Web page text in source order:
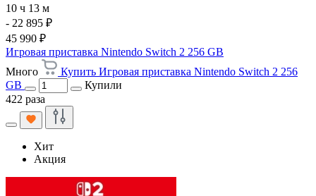
10 ч 13 м
- 22 895 ₽
45 990 ₽
Игровая приставка Nintendo Switch 2 256 GB
Много
Купить Игровая приставка Nintendo Switch 2 256
GB
Купили
422 раза
Хит
Акция